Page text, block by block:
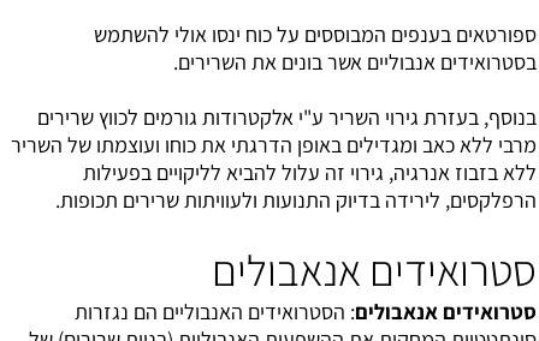
ספורטאים בענפים המבוססים על כוח ינסו אולי להשתמש
בסטרואידים אנבוליים אשר בונים את השרירים.
בנוסף, בעזרת גירוי השריר ע"י אלקטרודות גורמים לכווץ שרירים
מרבי ללא כאב ומגדילים באופן הדרגתי את כוחו ועוצמתו של השריר
ללא בזבוז אנרגיה, גירוי זה עלול להביא לליקויים בפעילות
הרפלקסים, לירידה בדיוק התנועות ולעוויתות שרירים תכופות.
סטרואידים אנאבולים
סטרואידים אנאבולים: הסטרואידים האנבוליים הם נגזרות